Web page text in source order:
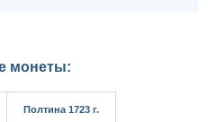
монеты:
Полтина 1723 г.